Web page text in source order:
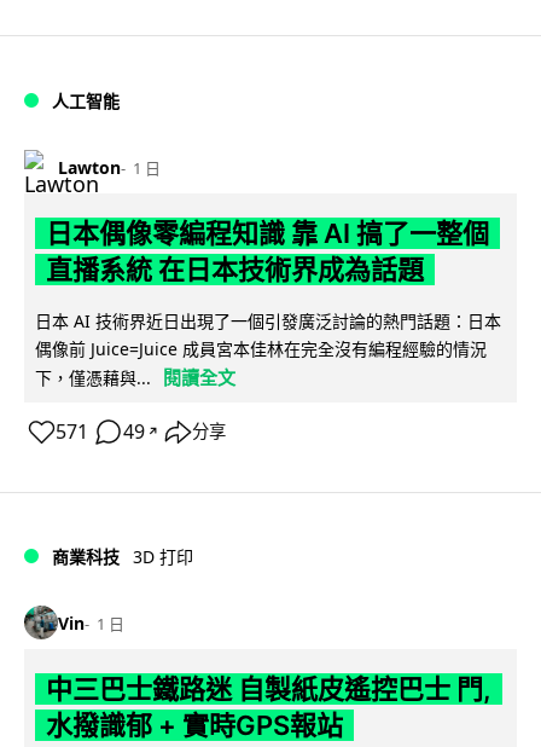
人工智能
Lawton 1 日
日本偶像零編程知識 靠 AI 搞了一整個
直播系統 在日本技術界成為話題
日本 AI 技術界近日出現了一個引發廣泛討論的熱門話題：日本
偶像前 Juice=Juice 成員宮本佳林在完全沒有編程經驗的情況
下，僅憑藉與...
閱讀全文
571 49 ↗ 分享
商業科技 3D 打印
Vin 1 日
中三巴士鐵路迷 自製紙皮遙控巴士 門,
水撥識郁 + 實時GPS報站